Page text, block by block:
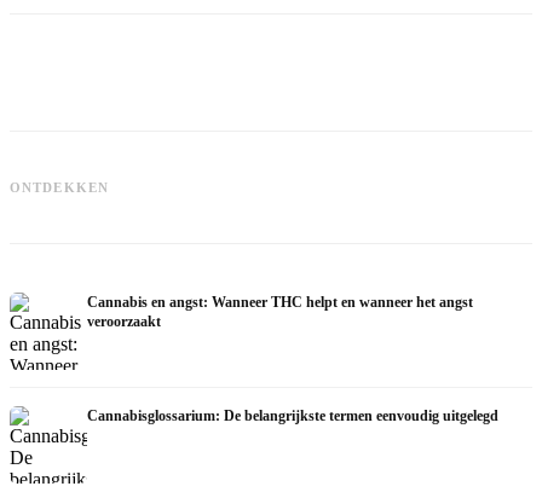
ONTDEKKEN
onderzoekingen
Cannabis en angst: Wanneer THC helpt en wanneer het angst
veroorzaakt
Cannabisglossarium: De belangrijkste termen eenvoudig uitgelegd